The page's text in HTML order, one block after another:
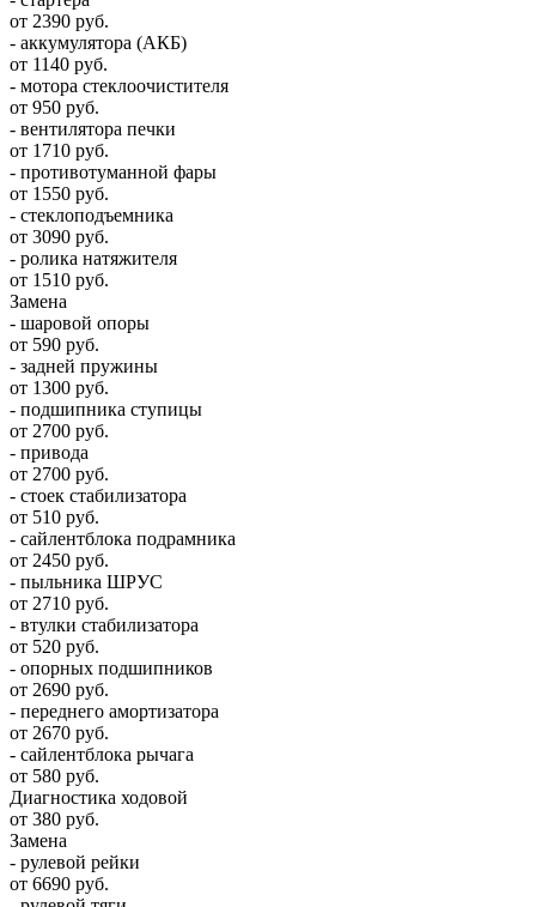
от 2390 руб.
- аккумулятора (АКБ)
от 1140 руб.
- мотора стеклоочистителя
от 950 руб.
- вентилятора печки
от 1710 руб.
- противотуманной фары
от 1550 руб.
- стеклоподъемника
от 3090 руб.
- ролика натяжителя
от 1510 руб.
Замена
- шаровой опоры
от 590 руб.
- задней пружины
от 1300 руб.
- подшипника ступицы
от 2700 руб.
- привода
от 2700 руб.
- стоек стабилизатора
от 510 руб.
- сайлентблока подрамника
от 2450 руб.
- пыльника ШРУС
от 2710 руб.
- втулки стабилизатора
от 520 руб.
- опорных подшипников
от 2690 руб.
- переднего амортизатора
от 2670 руб.
- сайлентблока рычага
от 580 руб.
Диагностика ходовой
от 380 руб.
Замена
- рулевой рейки
от 6690 руб.